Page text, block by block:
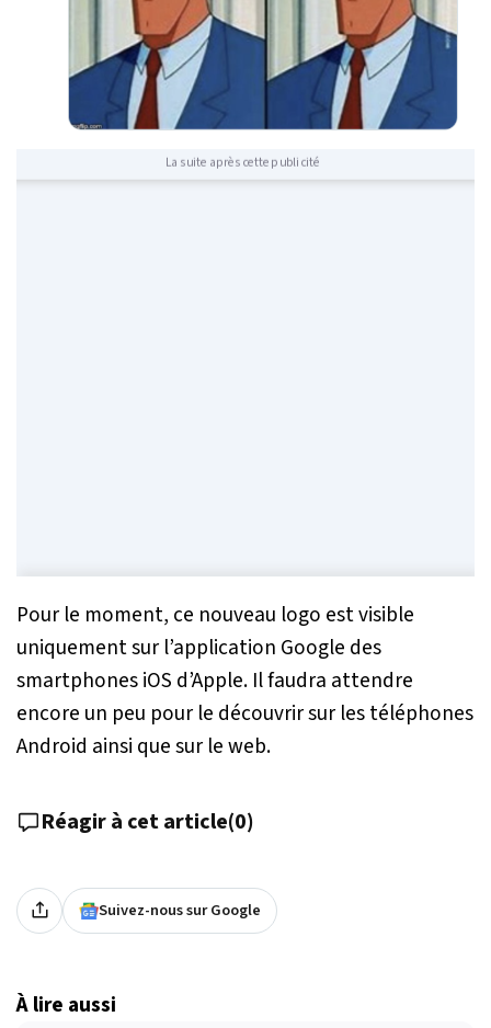
La suite après cette publicité
Pour le moment, ce nouveau logo est visible
uniquement sur l’application Google des
smartphones iOS d’Apple. Il faudra attendre
encore un peu pour le découvrir sur les téléphones
Android ainsi que sur le web.
Réagir à cet article(0)
Suivez-nous sur Google
À lire aussi